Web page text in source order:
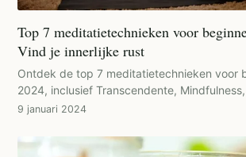
Top 7 meditatietechnieken voor
Vind je innerlijke rust
Ontdek de top 7 meditatietechnieken voor
2024, inclusief Transcendente,
9 januari 2024